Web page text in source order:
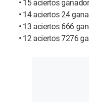
• 15 aciertos
• 14 aciertos 24
• 13 aciertos 666
• 12 aciertos 7276